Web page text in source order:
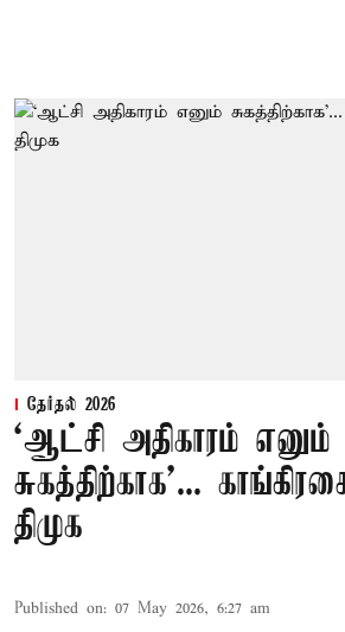
தேர்தல் 2026
‘ஆட்சி அதிகாரம் எனும்
சுகத்திற்காக’...
திமுக
Published on: 07 May 2026, 6:27 am